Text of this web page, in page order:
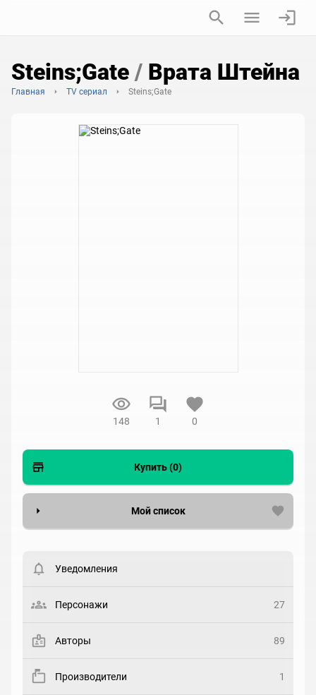
Steins;Gate / Врата Штейна
Главная TV сериал Steins;Gate
148 1 0
Купить (0)
Мой список
Статус
Рейтинг
Уведомления
Персонажи 27
Авторы 89
Производители 1